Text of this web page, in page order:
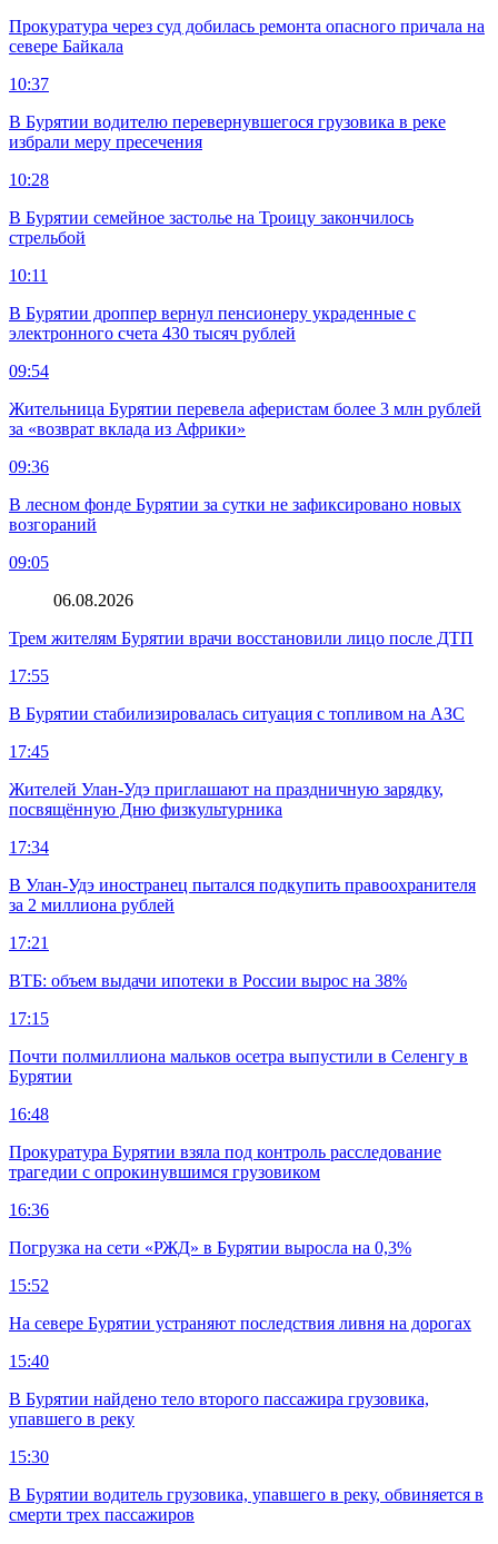
Прокуратура через суд добилась ремонта опасного причала на
севере Байкала
10:37
В Бурятии водителю перевернувшегося грузовика в реке
избрали меру пресечения
10:28
В Бурятии семейное застолье на Троицу закончилось
стрельбой
10:11
В Бурятии дроппер вернул пенсионеру украденные с
электронного счета 430 тысяч рублей
09:54
Жительница Бурятии перевела аферистам более 3 млн рублей
за «возврат вклада из Африки»
09:36
В лесном фонде Бурятии за сутки не зафиксировано новых
возгораний
09:05
06.08.2026
Трем жителям Бурятии врачи восстановили лицо после ДТП
17:55
В Бурятии стабилизировалась ситуация с топливом на АЗС
17:45
Жителей Улан-Удэ приглашают на праздничную зарядку,
посвящённую Дню физкультурника
17:34
В Улан-Удэ иностранец пытался подкупить правоохранителя
за 2 миллиона рублей
17:21
ВТБ: объем выдачи ипотеки в России вырос на 38%
17:15
Почти полмиллиона мальков осетра выпустили в Селенгу в
Бурятии
16:48
Прокуратура Бурятии взяла под контроль расследование
трагедии с опрокинувшимся грузовиком
16:36
Погрузка на сети «РЖД» в Бурятии выросла на 0,3%
15:52
На севере Бурятии устраняют последствия ливня на дорогах
15:40
В Бурятии найдено тело второго пассажира грузовика,
упавшего в реку
15:30
В Бурятии водитель грузовика, упавшего в реку, обвиняется в
смерти трех пассажиров